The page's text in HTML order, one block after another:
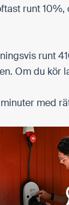
runt 10%,
runt
Om du kör
minuter med